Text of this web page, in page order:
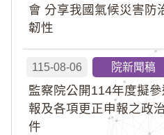
會 分享我國氣候災害防
韌性
115-08-06 院新聞稿
監察院公開114年度擬
報及各項更正申報之政
件